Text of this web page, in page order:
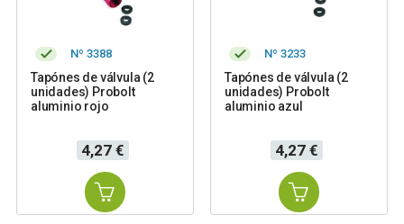
Nº 3388
Tapónes de válvula (2
unidades) Probolt
aluminio rojo
Precio
4,27 €
Nº 3233
Tapónes de válvula (2
unidades) Probolt
aluminio azul
Precio
4,27 €